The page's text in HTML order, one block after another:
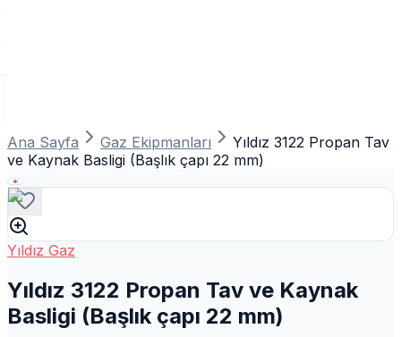
Ana Sayfa Gaz Ekipmanları
Yıldız 3122 Propan Tav
ve Kaynak Basligi (Başlık çapı 22 mm)
Yıldız Gaz
Yıldız 3122 Propan Tav ve Kaynak
Basligi (Başlık çapı 22 mm)